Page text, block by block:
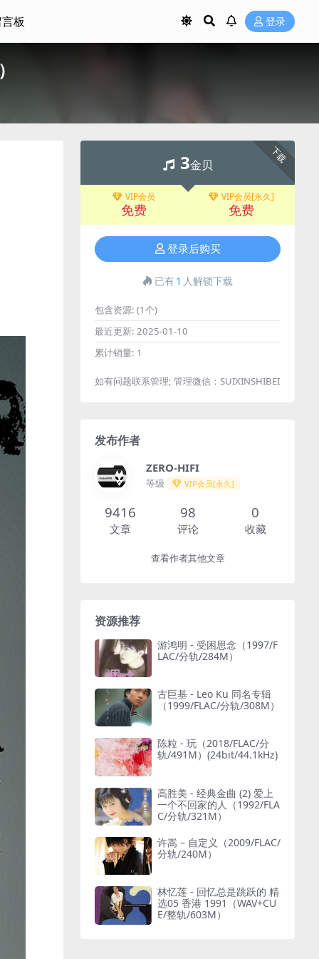
板 登录
下载
3金贝
VIP会员
免费
VIP会员[永久]
免费
登录后购买
已有1 人解锁下载
包含资源: (1个)
最近更新: 2025-01-10
累计销量: 1
如有问题联系管理; 管理微信：SUIXINSHIBEI
发布作者
ZERO-HIFI
等级 VIP会员[永久]
9416
文章
98
评论
0
收藏
查看作者其他文章
资源推荐
游鸿明 - 受困思念（1997/F
LAC/分轨/284M）
古巨基 - Leo Ku 同名专辑
（1999/FLAC/分轨/308M）
陈粒 - 玩（2018/FLAC/分
轨/491M）(24bit/44.1kHz)
高胜美 - 经典金曲 (2) 爱上
一个不回家的人（1992/FLA
C/分轨/321M）
许嵩 – 自定义（2009/FLAC/
分轨/240M）
林忆莲 - 回忆总是跳跃的 精
选05 香港 1991（WAV+CU
E/整轨/603M）